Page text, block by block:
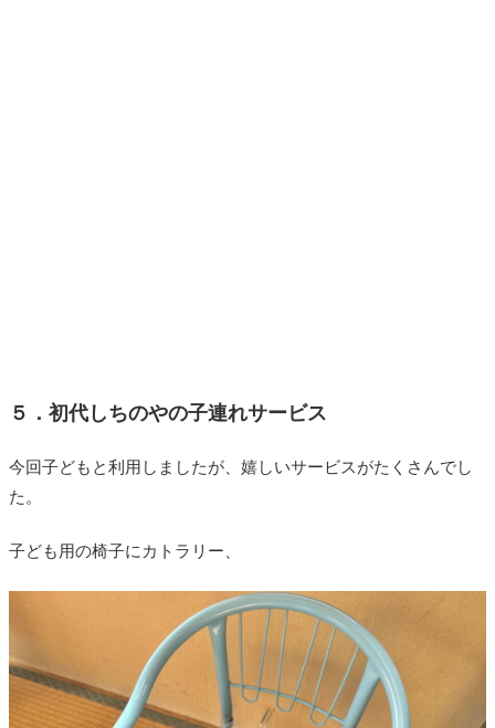
５．初代しちのやの子連れサービス
今回子どもと利用しましたが、嬉しいサービスがたくさんでし
た。
子ども用の椅子にカトラリー、